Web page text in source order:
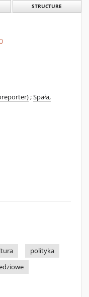
STRUCTURE
;Spała,
polityka